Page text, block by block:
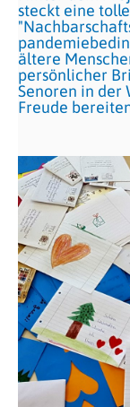
steckt eine
ältere
persönlicher
Senoren in der
Freude